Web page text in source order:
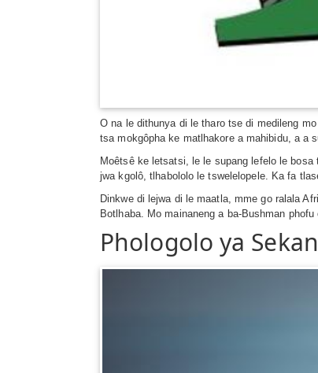
O na le dithunya di le tharo tse di medileng
tsa mokgôpha ke matlhakore a mahibidu, a a
Moêtsê ke letsatsi, le le supang lefelo le
jwa kgolô, tlhabololo le tswelelopele. Ka fa
Dinkwe di lejwa di le maatla, mme go ralala
Botlhaba. Mo mainaneng a ba-Bushman
Phologolo ya